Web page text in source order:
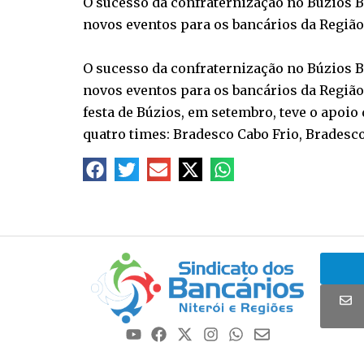
novos eventos para os bancários da
O sucesso da confraternização no Búzios
novos eventos para os bancários da
festa de Búzios, em setembro, teve o
quatro times: Bradesco Cabo Frio,